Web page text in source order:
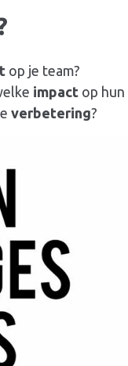
op je team?
impact op hun
verbetering?